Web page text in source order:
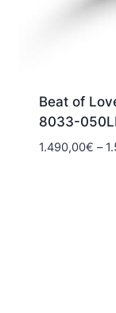
Beat of
8033-
1.490,00€ –